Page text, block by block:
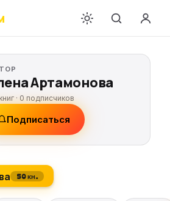
Артамонова
·0 подписчиков
Подписаться
50 кн.